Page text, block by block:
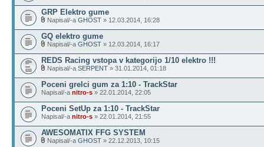
GRP Elektro gume
Napisal/-a GHOST » 12.03.2014, 16:28
GQ elektro gume
Napisal/-a GHOST » 12.03.2014, 16:17
REDS Racing vstopa v kategorijo 1/10 elektro !!!
Napisal/-a SERPENT » 31.01.2014, 01:18
Poceni grelci gum za 1:10 - TrackStar
Napisal/-a nitro-s » 22.01.2014, 22:05
Poceni SetUp za 1:10 - TrackStar
Napisal/-a nitro-s » 22.01.2014, 21:55
AWESOMATIX FFG SYSTEM
Napisal/-a GHOST » 22.12.2013, 10:15